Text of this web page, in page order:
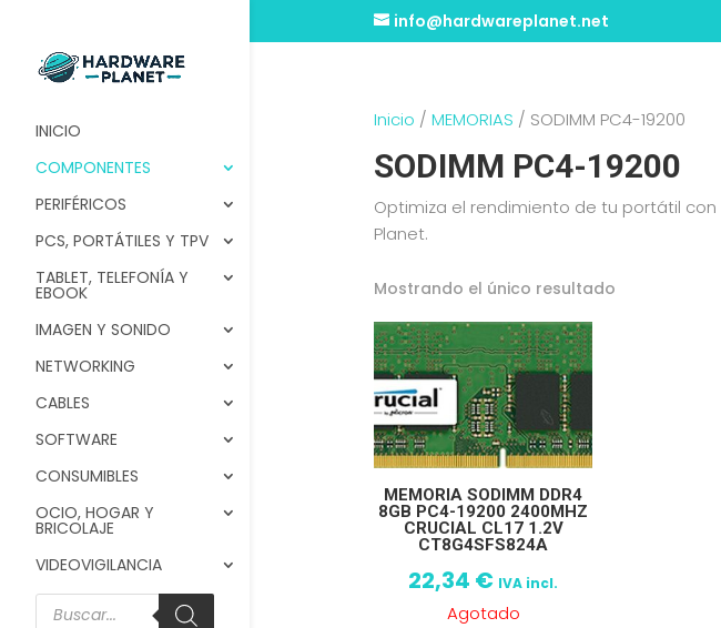
info@hardwareplanet.net
INICIO
COMPONENTES
PERIFÉRICOS
PCS, PORTÁTILES Y TPV
TABLET, TELEFONÍA Y
EBOOK
IMAGEN Y SONIDO
NETWORKING
CABLES
SOFTWARE
CONSUMIBLES
OCIO, HOGAR Y
BRICOLAJE
VIDEOVIGILANCIA
Búsqueda
de
Inicio / MEMORIAS / SODIMM PC4-19200
SODIMM PC4-19200
Optimiza el rendimiento de tu portátil con
Planet.
Mostrando el único resultado
MEMORIA SODIMM DDR4
8GB PC4-19200 2400MHZ
CRUCIAL CL17 1.2V
CT8G4SFS824A
22,34 € IVA incl.
Agotado